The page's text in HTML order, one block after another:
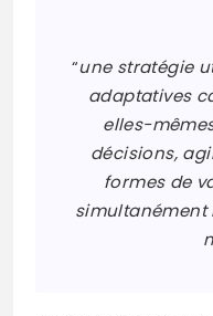
“une stratégie
adaptatives
elles-
décisions,
formes de
simultanément